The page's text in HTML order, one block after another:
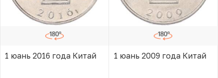
1 юань 2016 года Китай 1 юань 2009 года Китай